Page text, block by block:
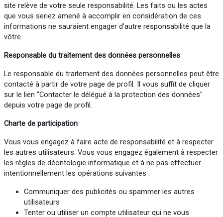
site relève de votre seule responsabilité. Les faits ou les actes
que vous seriez amené à accomplir en considération de ces
informations ne sauraient engager d’autre responsabilité que la
vôtre.
Responsable du traitement des données personnelles
Le responsable du traitement des données personnelles peut être
contacté à partir de votre page de profil. Il vous suffit de cliquer
sur le lien "Contacter le délégué à la protection des données"
depuis votre page de profil.
Charte de participation
Vous vous engagez à faire acte de responsabilité et à respecter
les autres utilisateurs. Vous vous engagez également à respecter
les règles de déontologie informatique et à ne pas effectuer
intentionnellement les opérations suivantes :
Communiquer des publicités ou spammer les autres
utilisateurs
Tenter ou utiliser un compte utilisateur qui ne vous